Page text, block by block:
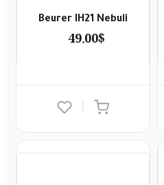
Beurer IH21 Nebuli
49.00$